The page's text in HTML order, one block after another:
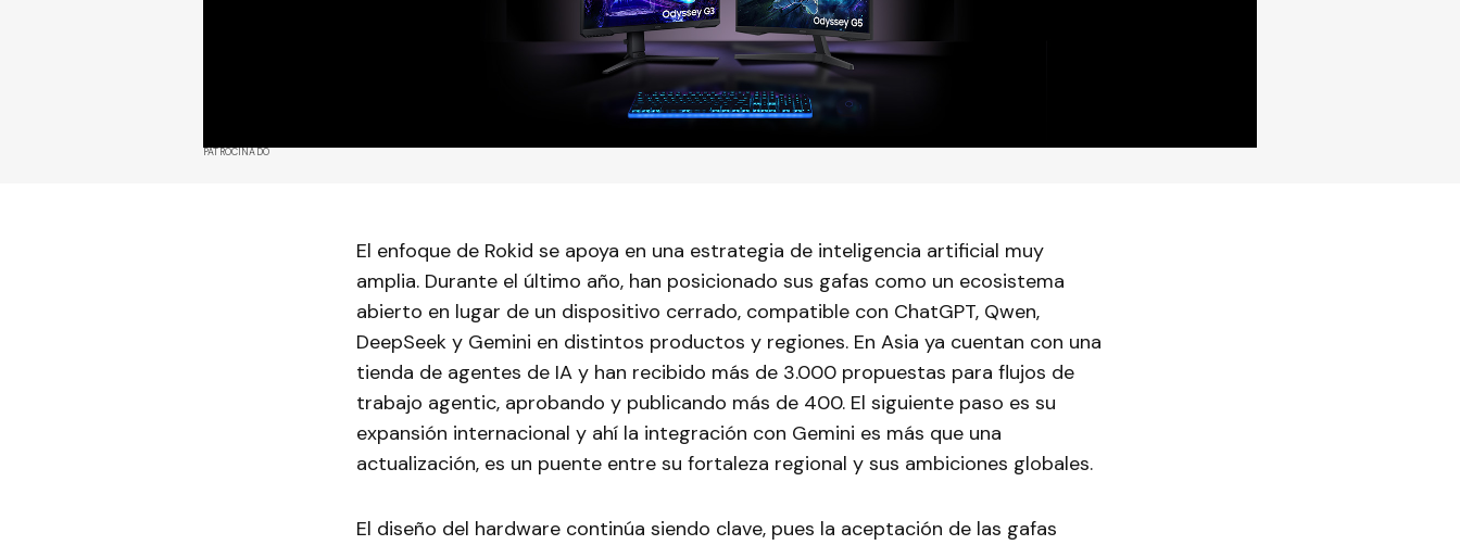
PATROCINADO
El enfoque de Rokid se apoya en una estrategia de inteligencia artificial muy
amplia. Durante el último año, han posicionado sus gafas como un ecosistema
abierto en lugar de un dispositivo cerrado, compatible con ChatGPT, Qwen,
DeepSeek y Gemini en distintos productos y regiones. En Asia ya cuentan con una
tienda de agentes de IA y han recibido más de 3.000 propuestas para flujos de
trabajo agentic, aprobando y publicando más de 400. El siguiente paso es su
expansión internacional y ahí la integración con Gemini es más que una
actualización, es un puente entre su fortaleza regional y sus ambiciones globales.
El diseño del hardware continúa siendo clave, pues la aceptación de las gafas